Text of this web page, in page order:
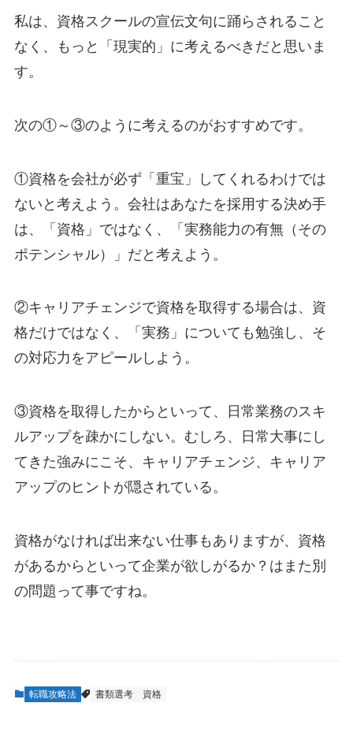
私は、資格スクールの宣伝文句に踊らされること
なく、もっと「現実的」に考えるべきだと思いま
す。
次の①～③のように考えるのがおすすめです。
①資格を会社が必ず「重宝」してくれるわけでは
ないと考えよう。会社はあなたを採用する決め手
は、「資格」ではなく、「実務能力の有無（その
ポテンシャル）」だと考えよう。
②キャリアチェンジで資格を取得する場合は、資
格だけではなく、「実務」についても勉強し、そ
の対応力をアピールしよう。
③資格を取得したからといって、日常業務のスキ
ルアップを疎かにしない。むしろ、日常大事にし
てきた強みにこそ、キャリアチェンジ、キャリア
アップのヒントが隠されている。
資格がなければ出来ない仕事もありますが、資格
があるからといって企業が欲しがるか？はまた別
の問題って事ですね。
転職攻略法 書類選考 資格